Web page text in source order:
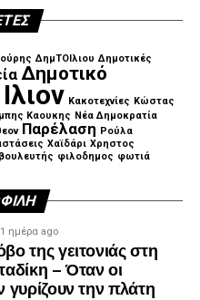
ΠΕΡΙΦΕΡΕΙΑΚΟΣ
ΔΗΜΟΤΙΚΟΙ
ΔημΤΟΙλιου Δημοτικές
Δημοτικό
Ιλιον Κακοτεχνίες Κώστας
Καουκης Νέα Δημοκρατία
Παρέλαση Ρούλα
Χαϊδάρι Χρηστος
φιλοδημος φωτιά
1 ημέρα ago
της γειτονιάς στη
– Όταν οι
γυρίζουν την πλάτη